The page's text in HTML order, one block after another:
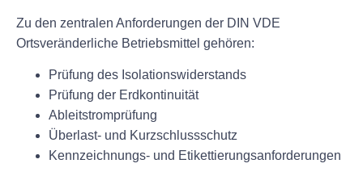
Zu den zentralen Anforderungen der DIN VDE
Ortsveränderliche Betriebsmittel gehören:
Prüfung des Isolationswiderstands
Prüfung der Erdkontinuität
Ableitstromprüfung
Überlast- und Kurzschlussschutz
Kennzeichnungs- und Etikettierungsanforderungen